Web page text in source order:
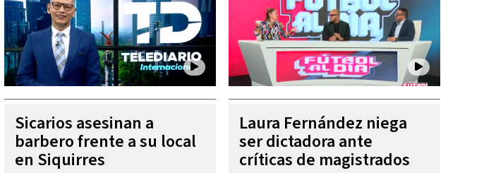
Sicarios asesinan a
barbero frente a su local
en Siquirres
Laura Fernández niega
ser dictadora ante
críticas de magistrados